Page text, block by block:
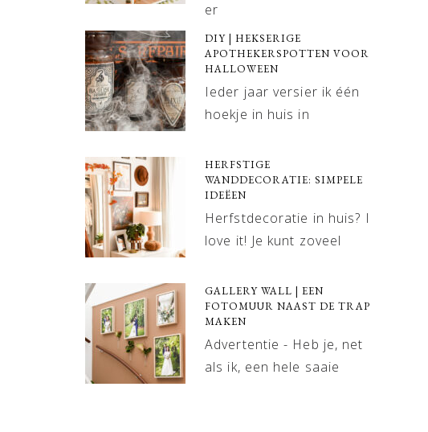
er
DIY | HEKSERIGE
APOTHEKERSPOTTEN VOOR
HALLOWEEN
Ieder jaar versier ik één
hoekje in huis in
HERFSTIGE
WANDDECORATIE: SIMPELE
IDEËEN
Herfstdecoratie in huis? I
love it! Je kunt zoveel
GALLERY WALL | EEN
FOTOMUUR NAAST DE TRAP
MAKEN
Advertentie - Heb je, net
als ik, een hele saaie